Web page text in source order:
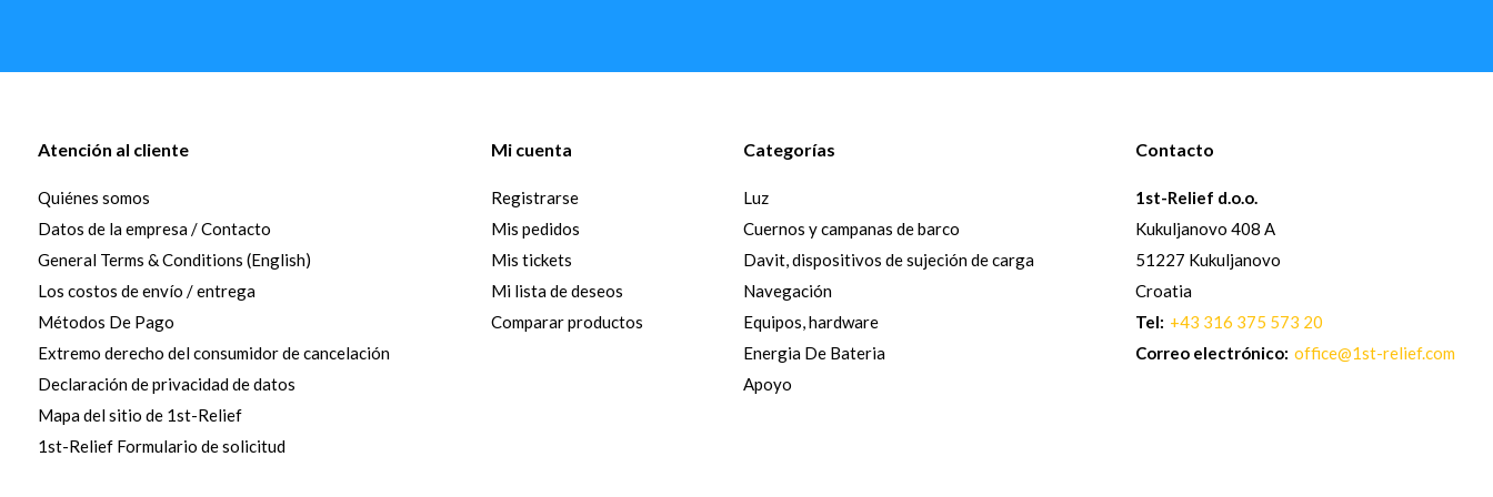
Atención al cliente
Quiénes somos
Datos de la empresa / Contacto
General Terms & Conditions (English)
Los costos de envío / entrega
Métodos De Pago
Extremo derecho del consumidor de cancelación
Declaración de privacidad de datos
Mapa del sitio de 1st-Relief
1st-Relief Formulario de solicitud
Mi cuenta
Registrarse
Mis pedidos
Mis tickets
Mi lista de deseos
Comparar productos
Categorías
Luz
Cuernos y campanas de barco
Davit, dispositivos de sujeción de carga
Navegación
Equipos, hardware
Energia De Bateria
Apoyo
Contacto
1st-Relief d.o.o.
Kukuljanovo 408 A
51227 Kukuljanovo
Croatia
Tel: +43 316 375 573 20
Correo electrónico: office@1st-relief.com